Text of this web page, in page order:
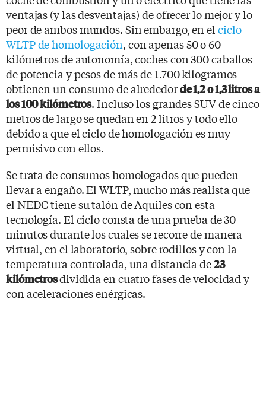
ventajas (y las desventajas) de ofrecer lo mejor y lo
peor de ambos mundos. Sin embargo, en el ciclo
WLTP de homologación, con apenas 50 o 60
kilómetros de autonomía, coches con 300 caballos
de potencia y pesos de más de 1.700 kilogramos
obtienen un consumo de alrededorde 1,2 o 1,3 litros a
los 100 kilómetros. Incluso los grandes SUV de cinco
metros de largo se quedan en 2 litros y todo ello
debido a que el ciclo de homologación es muy
permisivo con ellos.
Se trata de consumos homologados que pueden
llevar a engaño. El WLTP, mucho más realista que
el NEDC tiene su talón de Aquiles con esta
tecnología. El ciclo consta de una prueba de 30
minutos durante los cuales se recorre de manera
virtual, en el laboratorio, sobre rodillos y con la
temperatura controlada, una distancia de23
kilómetrosdividida en cuatro fases de velocidad y
con aceleraciones enérgicas.